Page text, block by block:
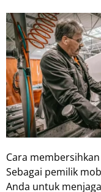
Cara
Sebagai pemilik
Anda untuk